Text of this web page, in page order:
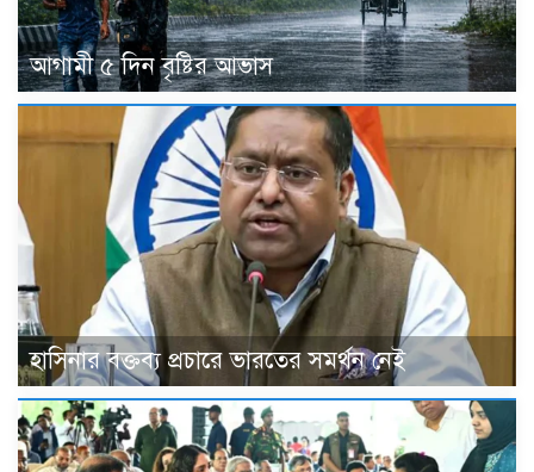
আগামী ৫ দিন বৃষ্টির আভাস
হাসিনার বক্তব্য প্রচারে ভারতের সমর্থন নেই